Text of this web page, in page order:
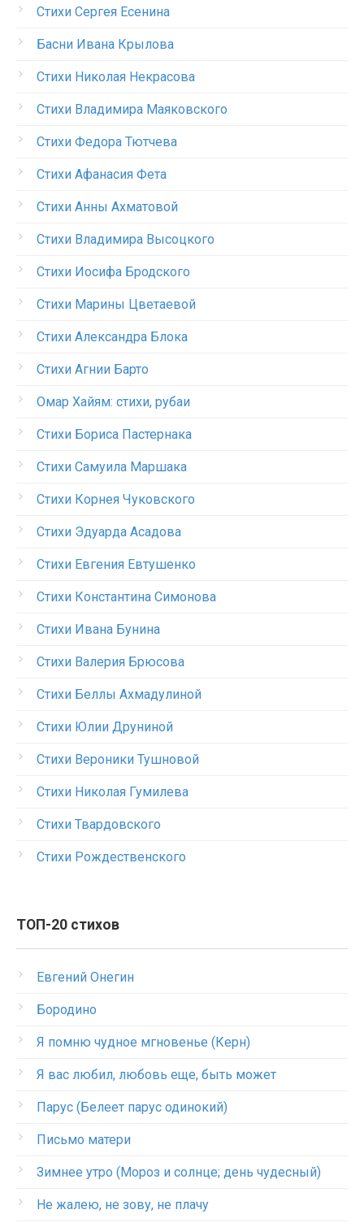
Стихи Сергея Есенина
Басни Ивана Крылова
Стихи Николая Некрасова
Стихи Владимира Маяковского
Стихи Федора Тютчева
Стихи Афанасия Фета
Стихи Анны Ахматовой
Стихи Владимира Высоцкого
Стихи Иосифа Бродского
Стихи Марины Цветаевой
Стихи Александра Блока
Стихи Агнии Барто
Омар Хайям: стихи, рубаи
Стихи Бориса Пастернака
Стихи Самуила Маршака
Стихи Корнея Чуковского
Стихи Эдуарда Асадова
Стихи Евгения Евтушенко
Стихи Константина Симонова
Стихи Ивана Бунина
Стихи Валерия Брюсова
Стихи Беллы Ахмадулиной
Стихи Юлии Друниной
Стихи Вероники Тушновой
Стихи Николая Гумилева
Стихи Твардовского
Стихи Рождественского
ТОП-20 стихов
Евгений Онегин
Бородино
Я помню чудное мгновенье (Керн)
Я вас любил, любовь еще, быть может
Парус (Белеет парус одинокий)
Письмо матери
Зимнее утро (Мороз и солнце; день чудесный)
Не жалею, не зову, не плачу